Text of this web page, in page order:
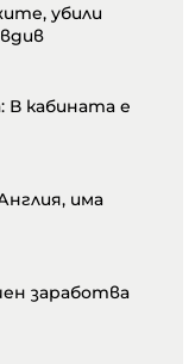
убили
В кабината е
има
заработва